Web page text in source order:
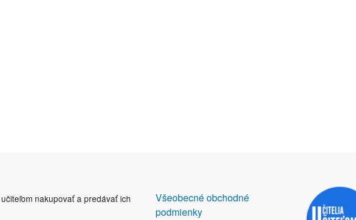
nakupovať a predávať ich
DALŠÍ
ODKAZY
Všeobecné obchodné
podmienky